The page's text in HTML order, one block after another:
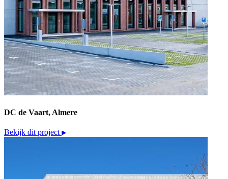
DC de Vaart, Almere
Bekijk dit project